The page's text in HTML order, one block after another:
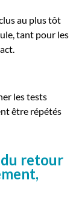
au plus tôt
tant pour les
les tests
être répétés
du retour